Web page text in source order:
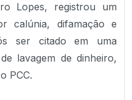
Lopes, registrou um
calúnia, difamação e
ser citado em uma
lavagem de dinheiro,
PCC.